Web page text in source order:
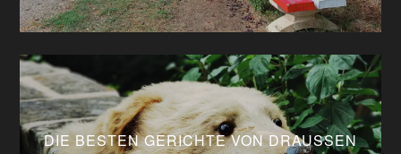
DIE BESTEN GERICHTE VON DRAUSSEN